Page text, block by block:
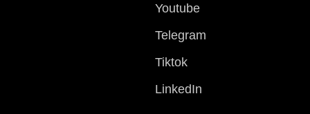
Youtube
Telegram
Tiktok
LinkedIn